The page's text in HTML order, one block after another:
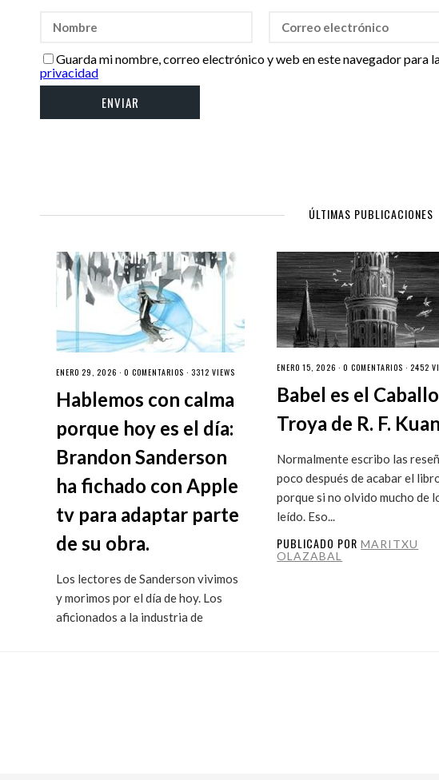
Guarda mi nombre, correo electrónico y web en este navegador para
privacidad
ÚLTIMAS PUBLICACIONES
ENERO 29, 2026 · 0 COMENTARIOS · 3312 VIEWS
Hablemos con calma
porque hoy es el día:
Brandon Sanderson
ha fichado con Apple
tv para adaptar parte
de su obra.
Los lectores de Sanderson vivimos
y morimos por el día de hoy. Los
aficionados a la industria de
ENERO 15, 2026 ·0 COMENTARIOS · 2452
Babel es el
Troya de R. F.
Normalmente escribo las
poco después de acabar el
porque si no olvido mucho de
leído. Eso...
PUBLICADO PORMARITXU
OLAZABAL